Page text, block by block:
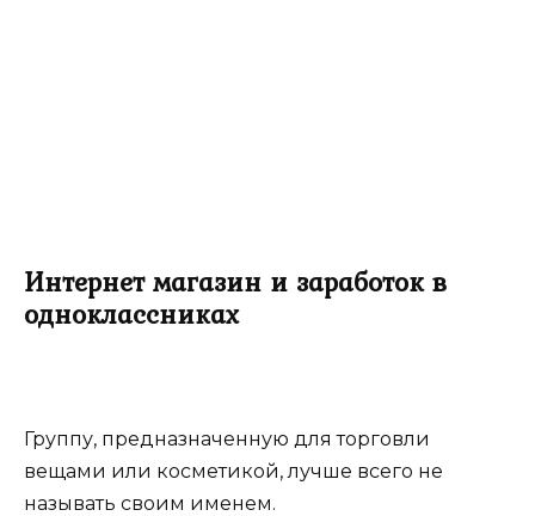
Интернет магазин и заработок в
одноклассниках
Группу, предназначенную для торговли
вещами или косметикой, лучше всего не
называть своим именем.